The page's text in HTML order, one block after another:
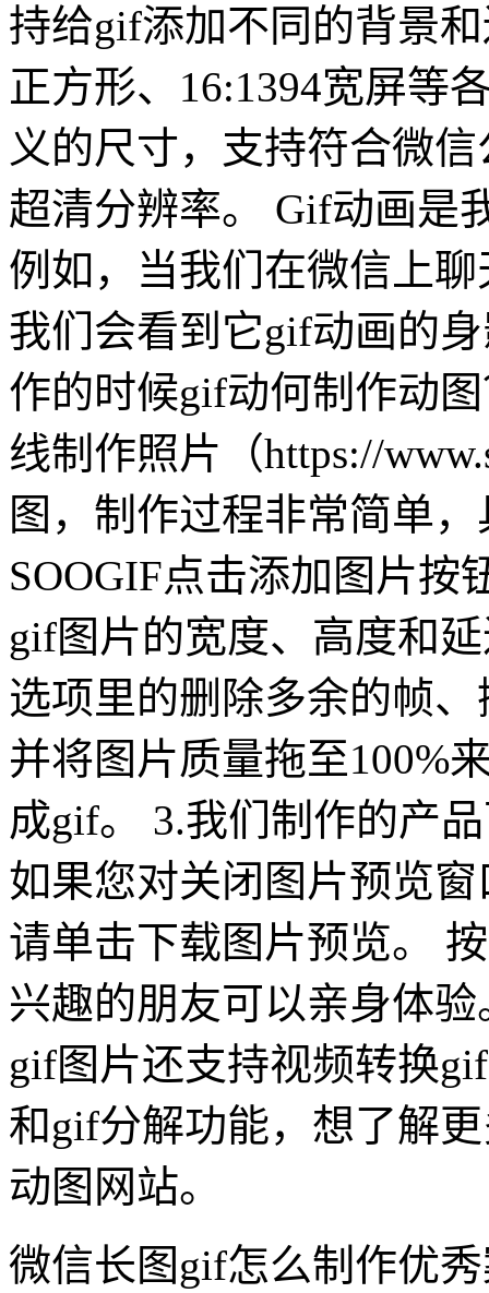
持给gif添加不同的背景
正方形、16:1394宽屏等
义的尺寸，支持符合微
超清分辨率。 Gif动画是
例如，当我们在微信上
我们会看到它gif动画的
作的时候gif动何制作动
线制作照片（https://
图，制作过程非常简单
SOOGIF点击添加图片按
gif图片的宽度、高度和
选项里的删除多余的帧
并将图片质量拖至100%
成gif。 3.我们制作的产
如果您对关闭图片预览
请单击下载图片预览。
兴趣的朋友可以亲身体
gif图片还支持视频转换
和gif分解功能，想了解
动图网站。
微信长图gif怎么制作优